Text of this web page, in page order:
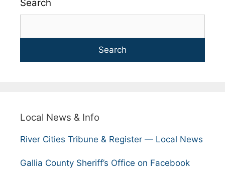
Search
Search
Local News & Info
River Cities Tribune & Register — Local News
Gallia County Sheriff’s Office on Facebook